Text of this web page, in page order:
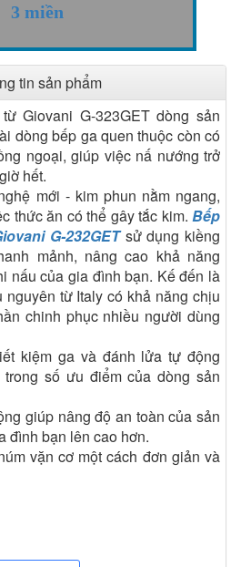
3 miền
tin sản phẩm
Giovani G-323GET dòng sản
dòng bếp ga quen thuộc còn có
ngoại, giúp việc nấ nướng trở
hết.
mới - kim phun nằm ngang,
thức ăn có thể gây tắc kim. Bếp
G-232GETsử dụng kiềng
mảnh, nâng cao khả năng
nấu của gia đình bạn. Kế đến là
nguyên từ Italy có khả năng chịu
chinh phục nhiều người dùng
kiệm ga và đánh lửa tự động
số ưu điểm của dòng sản
giúp nâng độ an toàn của sản
đình bạn lên cao hơn.
vặn cơ một cách đơn giản và